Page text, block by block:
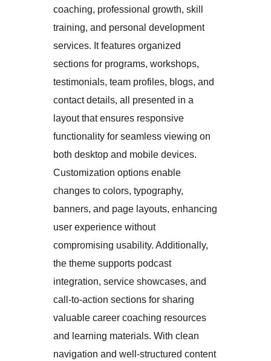
coaching, professional growth, skill
training, and personal development
services. It features organized
sections for programs, workshops,
testimonials, team profiles, blogs, and
contact details, all presented in a
layout that ensures responsive
functionality for seamless viewing on
both desktop and mobile devices.
Customization options enable
changes to colors, typography,
banners, and page layouts, enhancing
user experience without
compromising usability. Additionally,
the theme supports podcast
integration, service showcases, and
call-to-action sections for sharing
valuable career coaching resources
and learning materials. With clean
navigation and well-structured content